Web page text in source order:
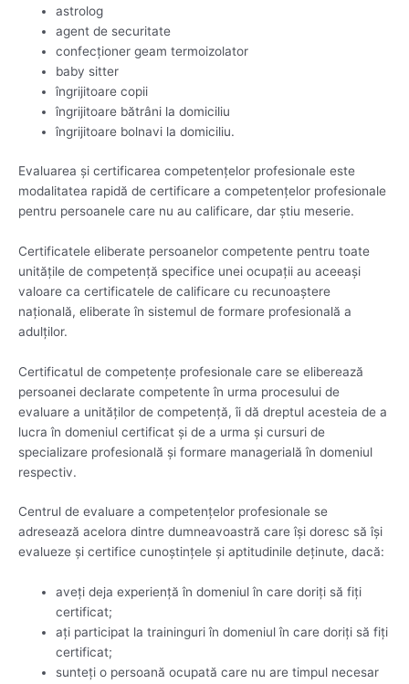
astrolog
agent de securitate
confecţioner geam termoizolator
baby sitter
îngrijitoare copii
îngrijitoare bătrâni la domiciliu
îngrijitoare bolnavi la domiciliu.
Evaluarea şi certificarea competenţelor profesionale este
modalitatea rapidă de certificare a competenţelor profesionale
pentru persoanele care nu au calificare, dar ştiu meserie.
Certificatele eliberate persoanelor competente pentru toate
unităţile de competenţă specifice unei ocupaţii au aceeaşi
valoare ca certificatele de calificare cu recunoaştere
naţională, eliberate în sistemul de formare profesională a
adulţilor.
Certificatul de competenţe profesionale care se eliberează
persoanei declarate competente în urma procesului de
evaluare a unităţilor de competenţă, îi dă dreptul acesteia de a
lucra în domeniul certificat şi de a urma şi cursuri de
specializare profesională şi formare managerială în domeniul
respectiv.
Centrul de evaluare a competenţelor profesionale se
adresează acelora dintre dumneavoastră care îşi doresc să îşi
evalueze şi certifice cunoştinţele şi aptitudinile deţinute, dacă:
aveţi deja experienţă în domeniul în care doriţi să fiţi
certificat;
aţi participat la traininguri în domeniul în care doriţi să fiţi
certificat;
sunteţi o persoană ocupată care nu are timpul necesar